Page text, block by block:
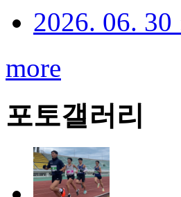
2026. 06.
more
포토갤러리